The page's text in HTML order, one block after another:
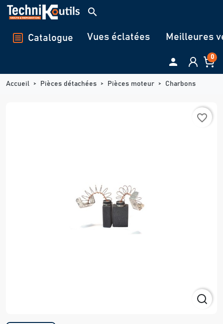
Panneau de gestion des cookies
search
Catalogue Vues éclatées Meilleures
 0
Accueil Pièces détachées Pièces moteur Charbons
favorite_border